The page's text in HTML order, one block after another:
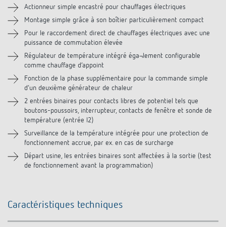
Téléchargements
Accessoires
Actionneur simple encastré pour chauffages électriques
Montage simple grâce à son boîtier particulièrement compact
Pour le raccordement direct de chauffages électriques avec une
puissance de commutation élevée
Régulateur de température intégré éga¬lement configurable
comme chauffage d’appoint
Fonction de la phase supplémentaire pour la commande simple
d’un deuxième générateur de chaleur
2 entrées binaires pour contacts libres de potentiel tels que
boutons-poussoirs, interrupteur, contacts de fenêtre et sonde de
température (entrée I2)
Surveillance de la température intégrée pour une protection de
fonctionnement accrue, par ex. en cas de surcharge
Départ usine, les entrées binaires sont affectées à la sortie (test
de fonctionnement avant la programmation)
Caractéristiques techniques